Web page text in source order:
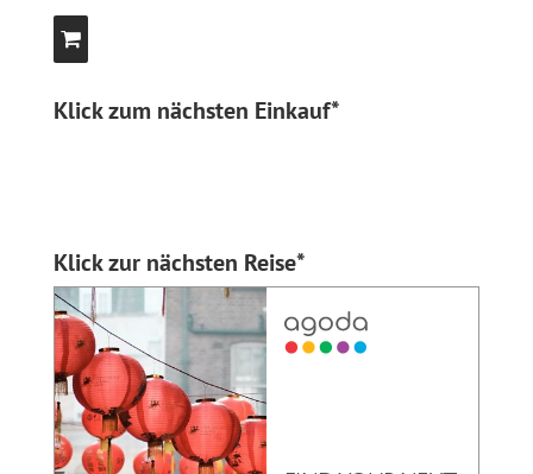
Klick zum nächsten Einkauf*
Klick zur nächsten Reise*